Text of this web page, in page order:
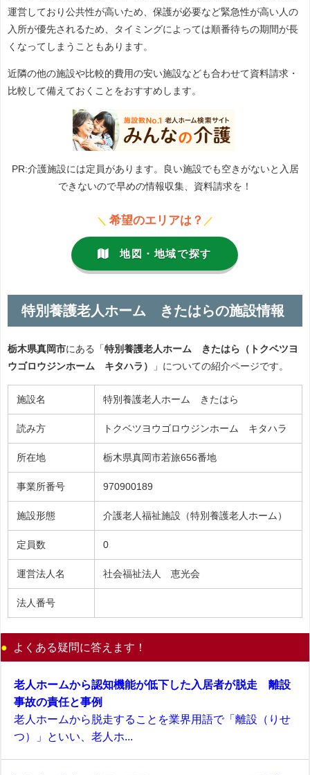
運営しており公共性が高いため、保護が必要など緊急性が高い人の
入所が優先されるため、タイミングによっては順番待ちの期間が長
くなってしまうこともあります。
近隣の他の施設や比較的費用の安い施設なども合わせて資料請求・
比較して備えておくことをおすすめします。
PR:介護施設には定員があります。良い施設でも空きがないと入居
できないので早めの情報収集、資料請求を！
＼ 希望のエリアは？ ／
地図・地域で探す
特別養護老人ホーム きたはらの施設情報
栃木県真岡市にある「 特別養護老人ホーム きたはら（トクベツヨ
ウゴロウジンホーム キタハラ）
」についての紹介ページです。
施設名 特別養護老人ホーム きたはら
読み方 トクベツヨウゴロウジンホーム キタハラ
所在地 栃木県真岡市若旅656番地
事業所番号 970900189
施設形態 介護老人福祉施設（特別養護老人ホーム）
定員数 0
運営法人名 社会福祉法人 恵光会
法人番号
よくある疑問に答えます！
老人ホームから認知機能が低下した入居者が脱走 離設
事故の責任と事例
老人ホームから脱走することを業界用語で「離設（りせ
つ）」といい、老人ホ...